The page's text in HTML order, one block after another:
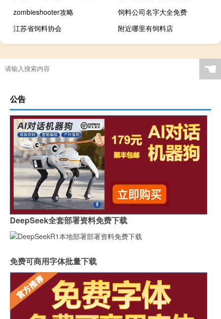
zombieshooter攻略
饲料公司名字大全免费
江苏省饲料协会
附近哪里有饲料店
☚
公告
DeepSeek全套部署资料免费下载
免费可商用字体批量下载